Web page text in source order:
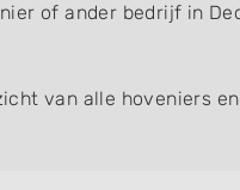
of ander bedrijf in
van alle hoveniers